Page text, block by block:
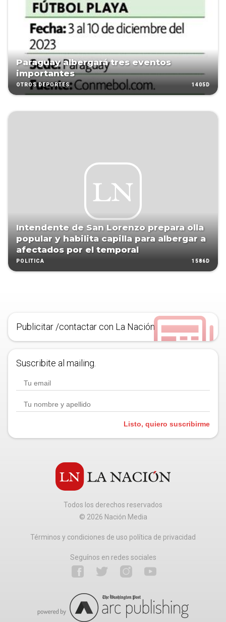
Paraguay albergará tres eventos
importantes
OTROS DEPORTES 1405D
Intendente de San Lorenzo prepara olla
popular y habilita capilla para albergar a
afectados por el temporal
POLÍTICA 1586D
Publicitar /contactar con La Nación
Suscribite al mailing.
Listo, quiero suscribirme
Todos los derechos reservados
© 2026 Nación Media
Términos y condiciones de uso política de privacidad
Seguínos en redes sociales